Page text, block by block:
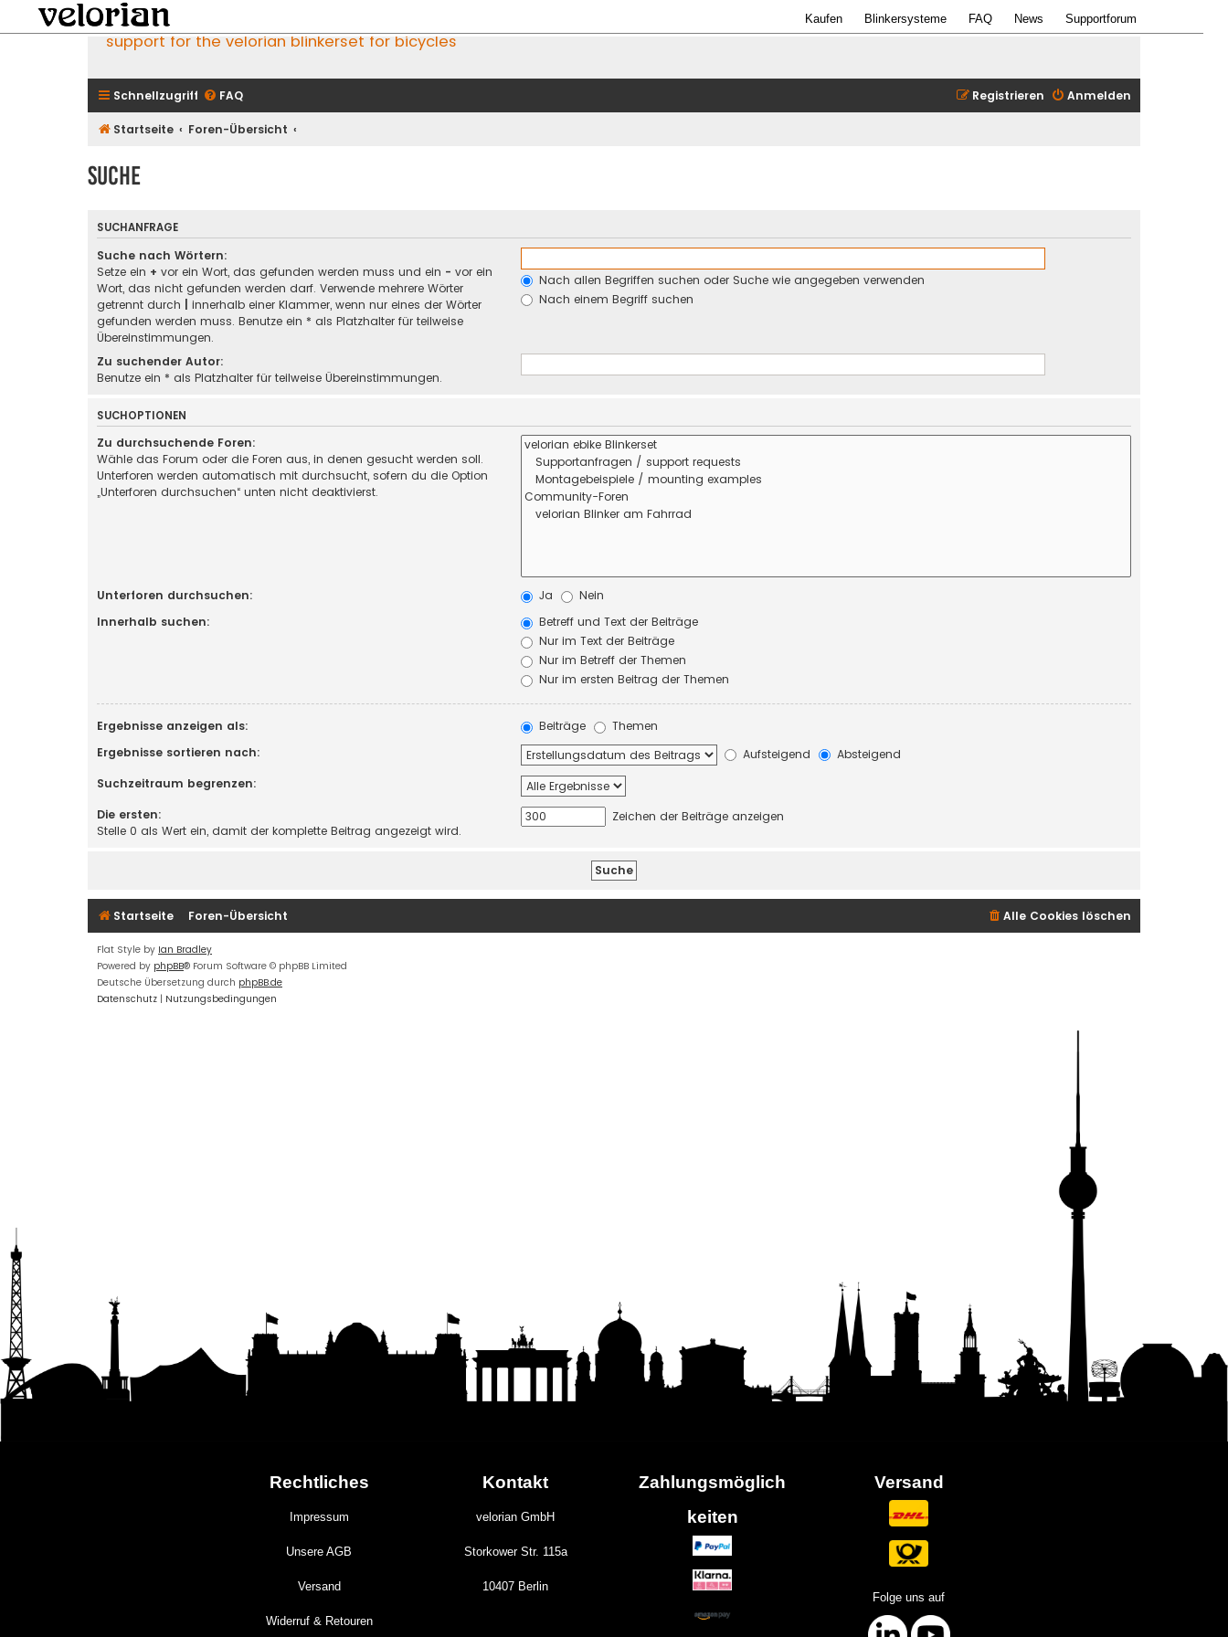
Kaufen Blinkersysteme FAQ News Supportforum
support for the velorian blinkerset for bicycles
Schnellzugriff FAQ Anmelden
Registrieren
Startseite Foren-Übersicht
Suche
SUCHANFRAGE
Suche nach Wörtern:
Setze ein + vor ein Wort, das gefunden werden muss und ein - vor ein
Wort, das nicht gefunden werden darf. Verwende mehrere Wörter
getrennt durch
innerhalb einer Klammer, wenn nur eines der Wörter
gefunden werden muss. Benutze ein * als Platzhalter für teilweise
Übereinstimmungen.
Nach allen Begriffen suchen oder Suche wie angegeben verwenden
Nach einem Begriff suchen
Zu suchender Autor:
Benutze ein * als Platzhalter für teilweise Übereinstimmungen.
SUCHOPTIONEN
Zu durchsuchende Foren:
Wähle das Forum oder die Foren aus, in denen gesucht werden soll.
Unterforen werden automatisch mit durchsucht, sofern du die Option
„Unterforen durchsuchen“ unten nicht deaktivierst.
Unterforen durchsuchen: Ja
Nein
Innerhalb suchen:
Betreff und Text der Beiträge
Nur im Text der Beiträge
Nur im Betreff der Themen
Nur im ersten Beitrag der Themen
Ergebnisse anzeigen als: Beiträge
Themen
Ergebnisse sortieren nach:
Aufsteigend
Absteigend
Suchzeitraum begrenzen:
Die ersten:
Stelle 0 als Wert ein, damit der komplette Beitrag angezeigt wird.
Zeichen der Beiträge anzeigen
Startseite Foren-Übersicht Alle Cookies löschen
Flat Style by Ian Bradley
Powered by phpBB® Forum Software © phpBB Limited
Deutsche Übersetzung durch phpBB.de
Datenschutz | Nutzungsbedingungen
Rechtliches
Impressum
Unsere AGB
Versand
Widerruf & Retouren
Kontakt
velorian GmbH
Storkower Str. 115a
10407 Berlin
Zahlungsmöglich
keiten
Versand
Folge uns auf